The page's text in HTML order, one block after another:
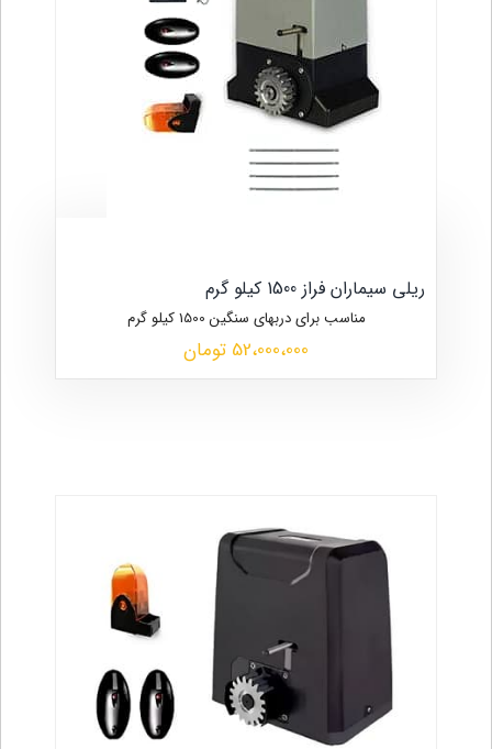
ریلی سیماران فراز 1500 کیلو گرم
مناسب برای دربهای سنگین 1500 کیلو گرم
52،000،000 تومان